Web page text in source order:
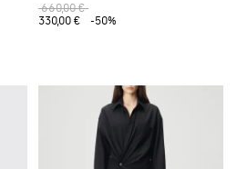
660,00 €
330,00 €
-50%